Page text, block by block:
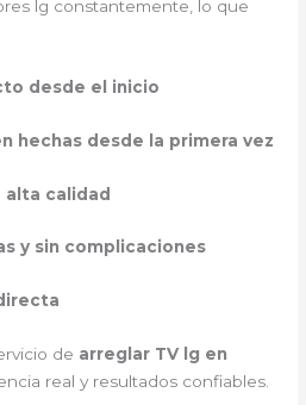
lg constantemente, lo que
desde el inicio
hechas desde la primera vez
alta calidad
y sin complicaciones
de arreglar TV lg en
real y resultados confiables.